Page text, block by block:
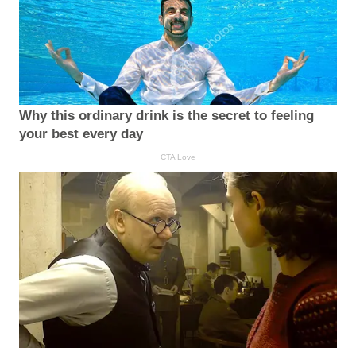
Why this ordinary drink is the secret to feeling
your best every day
CTA Love